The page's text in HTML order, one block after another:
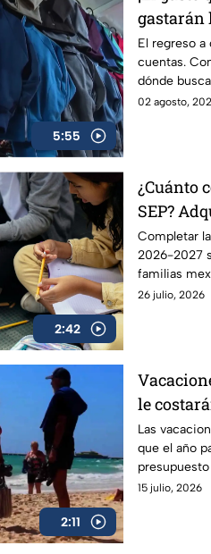
5:55
gastarán
regreso
El regreso a
cuentas.
dónde
comprar.
02 agosto,
2:42
¿Cuánto
SEP?
será más
Completar
2026-2027
familias
poco.
26 julio, 2026
2:11
le
Las
que el año
recreativa.
15 julio, 2026